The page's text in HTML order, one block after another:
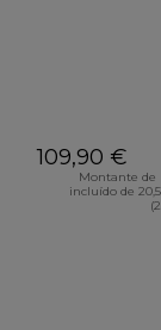
109,90 €
Montante de
incluído de